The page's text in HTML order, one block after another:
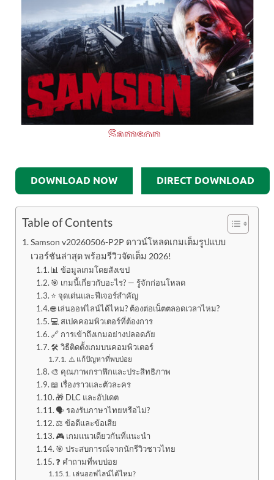
DOWNLOAD NOW DIRECT DOWNLOAD
Table of Contents
Samson v20260506-P2P ดาวน์โหลดเกมเต็มรูปแบบ
เวอร์ชันล่าสุด พร้อมรีวิวจัดเต็ม 2026!
📊 ข้อมูลเกมโดยสังเขป
🎯 เกมนี้เกี่ยวกับอะไร? — รู้จักก่อนโหลด
⭐ จุดเด่นและฟีเจอร์สำคัญ
🌐 เล่นออฟไลน์ได้ไหม? ต้องต่อเน็ตตลอดเวลาไหม?
💻 สเปคคอมพิวเตอร์ที่ต้องการ
🔗 การเข้าถึงเกมอย่างปลอดภัย
🛠️ วิธีติดตั้งเกมบนคอมพิวเตอร์
⚠️ แก้ปัญหาที่พบบ่อย
🎨 คุณภาพกราฟิกและประสิทธิภาพ
📖 เรื่องราวและตัวละคร
🎁 DLC และอัปเดต
🗣️ รองรับภาษาไทยหรือไม่?
⚖️ ข้อดีและข้อเสีย
🎮 เกมแนวเดียวกันที่แนะนำ
🎯 ประสบการณ์จากนักรีวิวชาวไทย
❓ คำถามที่พบบ่อย
เล่นออฟไลน์ได้ไหม?